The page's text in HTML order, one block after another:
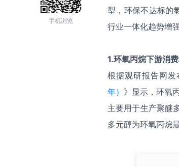
手机浏览
型，环保不达标的
行业一体化趋势增
1.环氧丙烷下游消
根据观研报告网发
年） 》显示，环氧
主要用于生产聚醚
多元醇为环氧丙烷